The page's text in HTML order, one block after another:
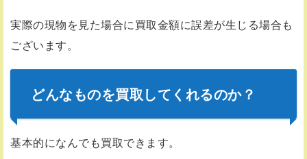
実際の現物を見た場合に買取金額に誤差が生じる場合も
ございます。
どんなものを買取してくれるのか？
基本的になんでも買取できます。